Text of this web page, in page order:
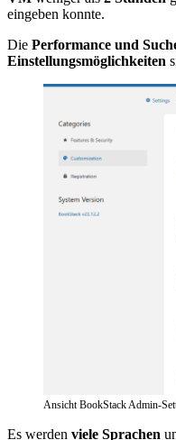
eingeben konnte.
Die Performance und
Einstellungsmöglichkeiten
Ansicht BookStack Admin-
Es werden viele Sprachen